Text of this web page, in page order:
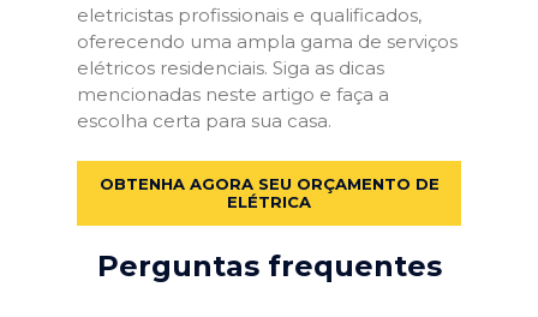
eletricistas profissionais e qualificados,
oferecendo uma ampla gama de serviços
elétricos residenciais. Siga as dicas
mencionadas neste artigo e faça a
escolha certa para sua casa.
OBTENHA AGORA SEU ORÇAMENTO DE
ELÉTRICA
Perguntas frequentes